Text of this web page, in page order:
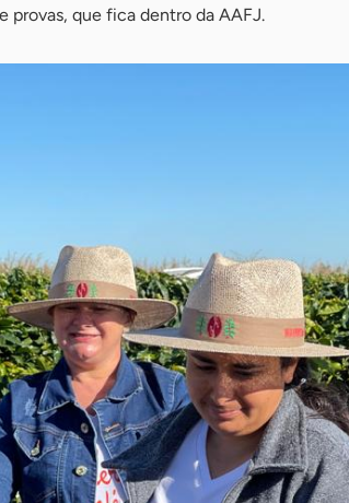
provas, que fica dentro da AAFJ.